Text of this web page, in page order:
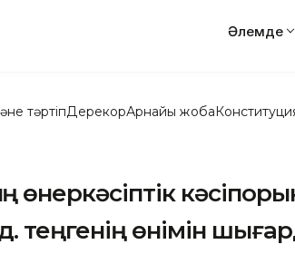
Әлемде
тәртіпДерекқорАрнайы жоба
өнеркәсіптік
өнімін